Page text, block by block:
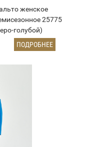
женское
25775
голубой)
ПОДРОБНЕЕ